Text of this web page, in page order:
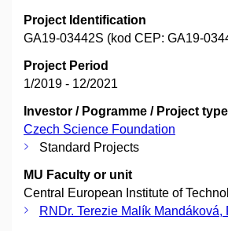
Project Identification
GA19-03442S (kod CEP: GA19-
Project Period
1/2019 - 12/2021
Investor / Pogramme / Project type
Czech Science Foundation
Standard Projects
MU Faculty or unit
Central European Institute of
RNDr. Terezie Malík Mandáková,